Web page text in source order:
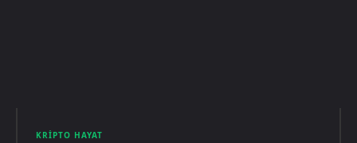
KRIPTO HAYAT